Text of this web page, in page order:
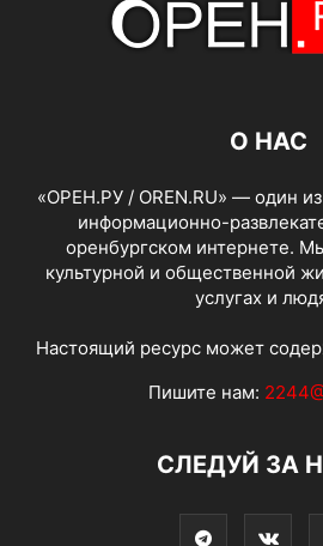
О НАС
«ОРЕН.РУ / OREN.RU» — один
информационно-
оренбургском интернете.
культурной и общественной
услугах и
Настоящий ресурс может
Пишите нам:
СЛЕДУЙ ЗА